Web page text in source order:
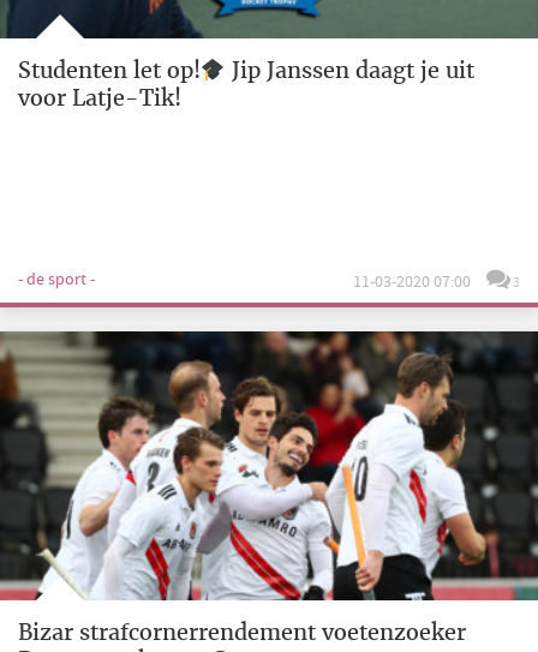
Studenten let op!
Jip Janssen daagt je uit
voor Latje-Tik!
- de sport - 11-03-2020 07:00 3
Bizar strafcornerrendement voetenzoeker